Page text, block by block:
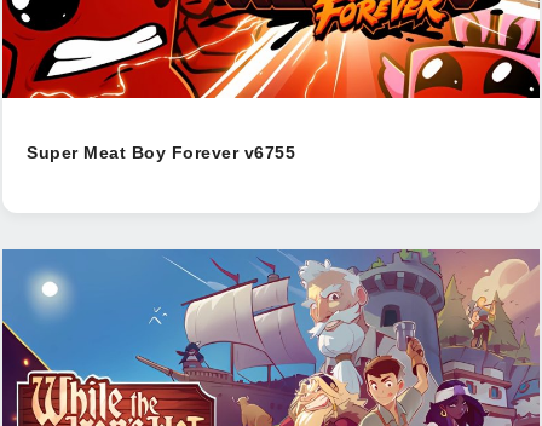
Super Meat Boy Forever v6755